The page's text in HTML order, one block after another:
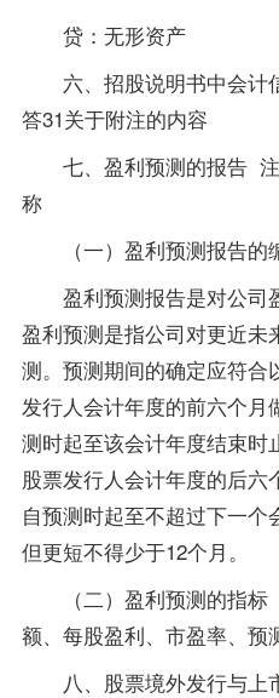
贷：无形资
六、招股说明书中会
答31关于附注的内容
七、盈利预测的报告 注
称
（一）盈利预测报告的
盈利预测报告是对公司盈
盈利预测是指公司对更近未
测。预测期间的确定应符合
发行人会计年度的前六个
测时起至该会计年度结束时
股票发行人会计年度的后
自预测时起至不超过下一个
但更短不得少于12个月。
（二）盈利预测的指标
额、每股盈利、市盈率、预
八、股票境外发行与上